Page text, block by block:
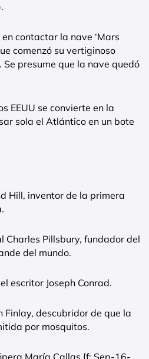
contactar la nave ‘Mars
comenzó su vertiginoso
presume que la nave quedó
EEUU se convierte en la
sola el Atlántico en un bote
Hill, inventor de la primera
Charles Pillsbury, fundador del
del mundo.
escritor Joseph Conrad.
Finlay, descubridor de que la
por mosquitos.
María Callas [f: Sep-16-